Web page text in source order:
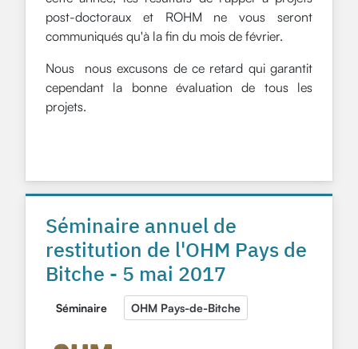
post-doctoraux et ROHM ne vous seront
communiqués qu'à la fin du mois de février.
Nous nous excusons de ce retard qui garantit
cependant la bonne évaluation de tous les
projets.
Séminaire annuel de
restitution de l'OHM Pays de
Bitche - 5 mai 2017
Séminaire OHM Pays-de-Bitche